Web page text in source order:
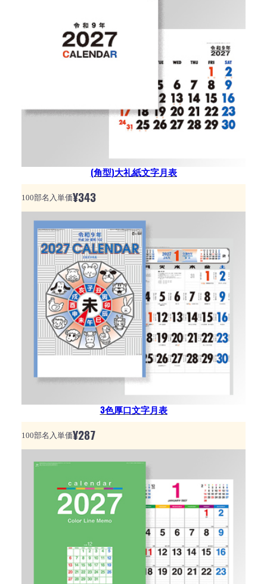
(角型)大礼紙文字月表
100部名入単価¥343
3色厚口文字月表
100部名入単価¥287